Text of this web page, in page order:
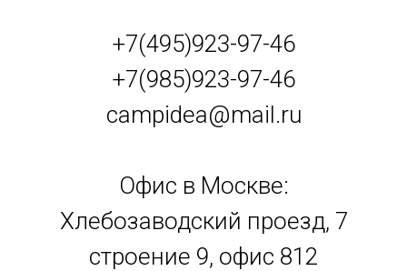
+7(495)923-97-46
+7(985)923-97-46
campidea@mail.ru
Офис в Москве:
Хлебозаводский проезд, 7
строение 9, офис 812